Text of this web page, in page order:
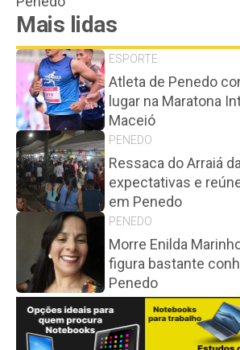
Mais lidas
ESPORTE
Atleta de Penedo
lugar na Maratona
Maceió
PENEDO
Ressaca do Arraiá
expectativas e
em Penedo
PENEDO
Morre Enilda
figura bastante
Penedo